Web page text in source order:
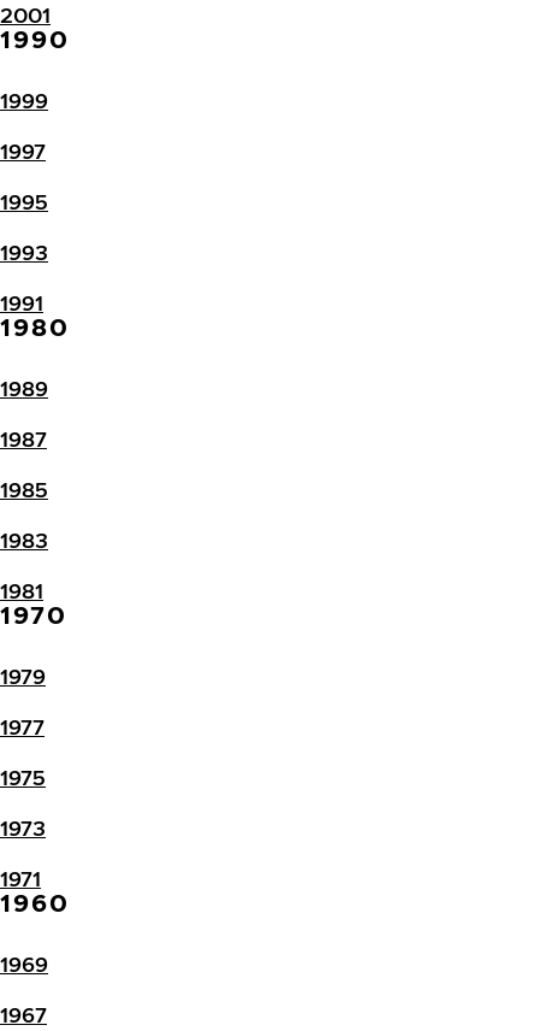
2001
1990
1999
1997
1995
1993
1991
1980
1989
1987
1985
1983
1981
1970
1979
1977
1975
1973
1971
1960
1969
1967